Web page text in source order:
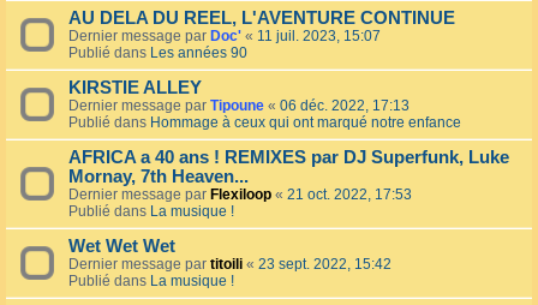
AU DELA DU REEL, L'AVENTURE CONTINUE
Dernier message par Doc' « 11 juil. 2023, 15:07
Publié dans Les années 90
KIRSTIE ALLEY
Dernier message par Tipoune « 06 déc. 2022, 17:13
Publié dans Hommage à ceux qui ont marqué notre enfance
AFRICA a 40 ans ! REMIXES par DJ Superfunk, Luke
Mornay, 7th Heaven...
Dernier message par Flexiloop « 21 oct. 2022, 17:53
Publié dans La musique !
Wet Wet Wet
Dernier message par titoili « 23 sept. 2022, 15:42
Publié dans La musique !